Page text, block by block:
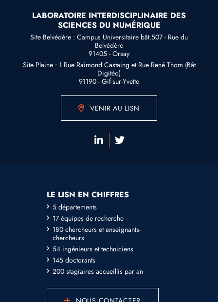
LABORATOIRE INTERDISCIPLINAIRE DES
SCIENCES DU NUMÉRIQUE
Site Belvédère : Campus Universitaire bât.507 - Rue du
Belvédère
91405 - Orsay
Site Plaine : 1 Rue Raimond Castaing et Rue René Thom (Bât
Digitéo)
91190 - Gif-sur-Yvette
VENIR AU LISN
LE LISN EN CHIFFRES
5 départements
17 équipes de recherche
180 chercheurs et enseignants-
chercheurs
54 ingénieurs et techniciens
145 doctorants
200 stagiaires accueillis par an